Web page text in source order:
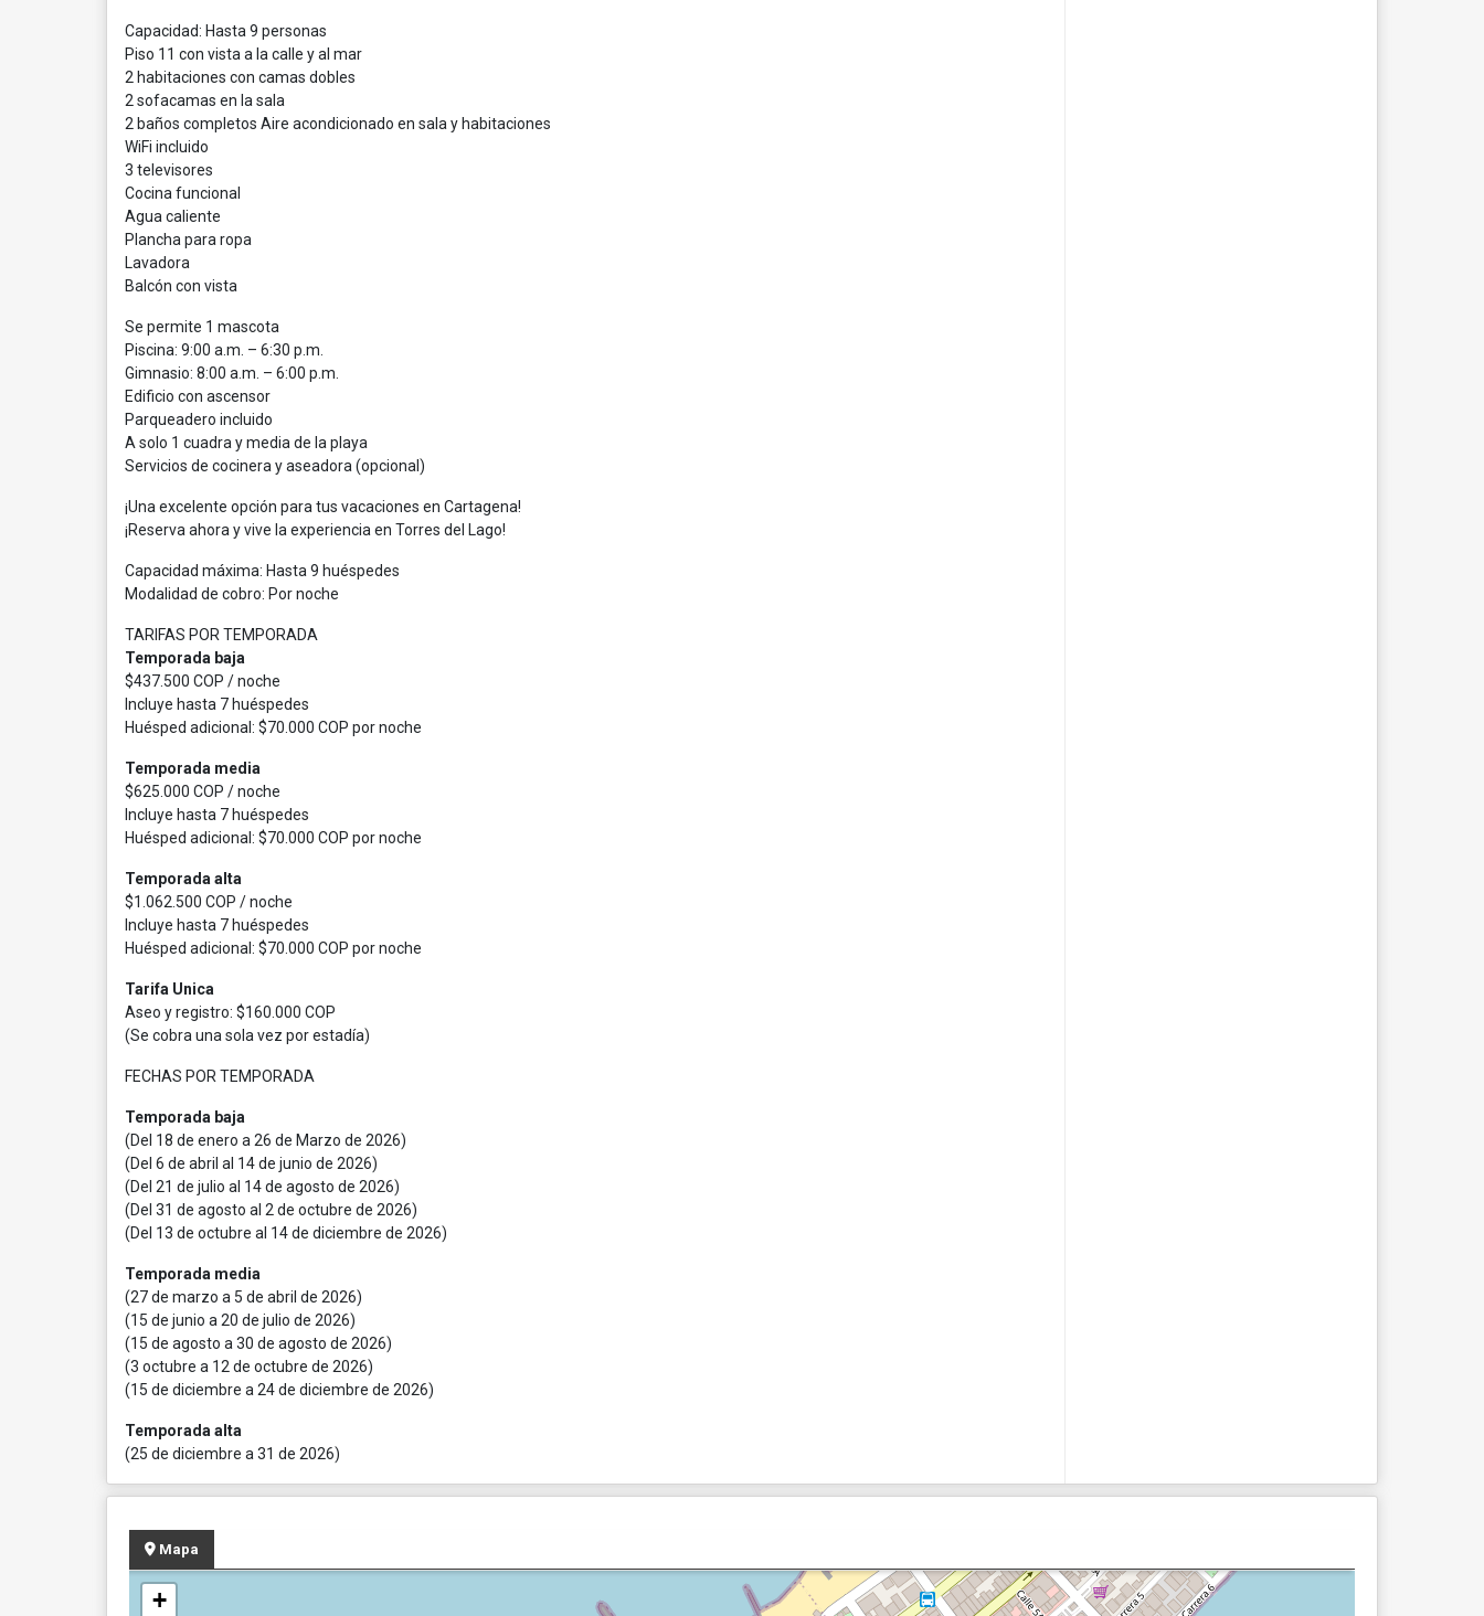
Capacidad: Hasta 9 personas
Piso 11 con vista a la calle y al mar
2 habitaciones con camas dobles
2 sofacamas en la sala
2 baños completos Aire acondicionado en sala y habitaciones
WiFi incluido
3 televisores
Cocina funcional
Agua caliente
Plancha para ropa
Lavadora
Balcón con vista
Se permite 1 mascota
Piscina: 9:00 a.m. – 6:30 p.m.
Gimnasio: 8:00 a.m. – 6:00 p.m.
Edificio con ascensor
Parqueadero incluido
A solo 1 cuadra y media de la playa
Servicios de cocinera y aseadora (opcional)
¡Una excelente opción para tus vacaciones en Cartagena!
¡Reserva ahora y vive la experiencia en Torres del Lago!
Capacidad máxima: Hasta 9 huéspedes
Modalidad de cobro: Por noche
TARIFAS POR TEMPORADA
Temporada baja
$437.500 COP / noche
Incluye hasta 7 huéspedes
Huésped adicional: $70.000 COP por noche
Temporada media
$625.000 COP / noche
Incluye hasta 7 huéspedes
Huésped adicional: $70.000 COP por noche
Temporada alta
$1.062.500 COP / noche
Incluye hasta 7 huéspedes
Huésped adicional: $70.000 COP por noche
Tarifa Unica
Aseo y registro: $160.000 COP
(Se cobra una sola vez por estadía)
FECHAS POR TEMPORADA
Temporada baja
(Del 18 de enero a 26 de Marzo de 2026)
(Del 6 de abril al 14 de junio de 2026)
(Del 21 de julio al 14 de agosto de 2026)
(Del 31 de agosto al 2 de octubre de 2026)
(Del 13 de octubre al 14 de diciembre de 2026)
Temporada media
(27 de marzo a 5 de abril de 2026)
(15 de junio a 20 de julio de 2026)
(15 de agosto a 30 de agosto de 2026)
(3 octubre a 12 de octubre de 2026)
(15 de diciembre a 24 de diciembre de 2026)
Temporada alta
(25 de diciembre a 31 de 2026)
Mapa
+